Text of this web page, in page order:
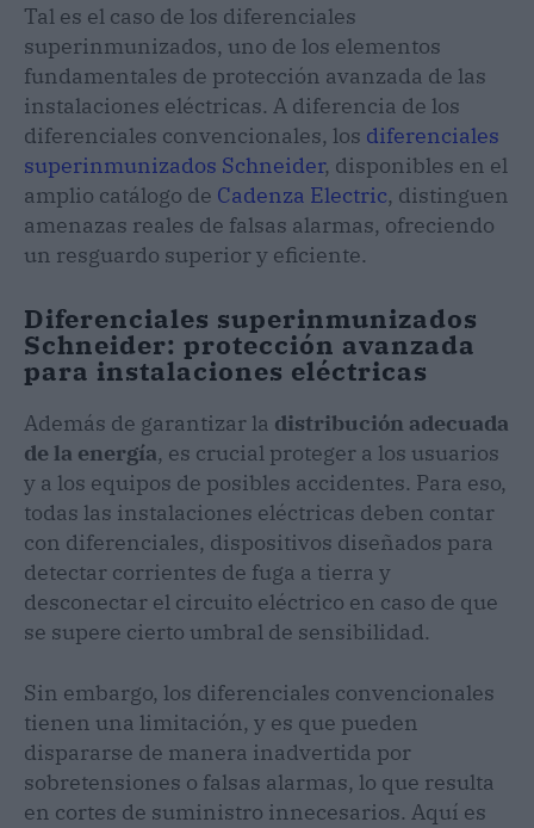
Tal es el caso de los diferenciales
superinmunizados, uno de los elementos
fundamentales de protección avanzada de las
instalaciones eléctricas. A diferencia de los
diferenciales convencionales, los diferenciales
superinmunizados Schneider, disponibles en el
amplio catálogo de Cadenza Electric, distinguen
amenazas reales de falsas alarmas, ofreciendo
un resguardo superior y eficiente.
Diferenciales superinmunizados
Schneider: protección avanzada
para instalaciones eléctricas
Además de garantizar la distribución adecuada
de la energía, es crucial proteger a los usuarios
y a los equipos de posibles accidentes. Para eso,
todas las instalaciones eléctricas deben contar
con diferenciales, dispositivos diseñados para
detectar corrientes de fuga a tierra y
desconectar el circuito eléctrico en caso de que
se supere cierto umbral de sensibilidad.
Sin embargo, los diferenciales convencionales
tienen una limitación, y es que pueden
dispararse de manera inadvertida por
sobretensiones o falsas alarmas, lo que resulta
en cortes de suministro innecesarios. Aquí es